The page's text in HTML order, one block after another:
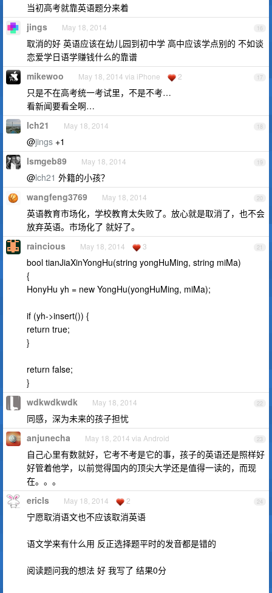
当初高考就靠英语题分来着
16
jings May 18, 2014
取消的好 英语应该在幼儿园到初中学 高中应该学点别的 不如谈
恋爱学日语学赚钱什么的靠谱
17
mikewoo May 18, 2014 via iPhone 2
只是不在高考统一考试里，不是不考…
看新闻要看全啊…
18
lch21 May 18, 2014
@jings +1
19
lsmgeb89 May 18, 2014
@lch21 外籍的小孩？
20
wangfeng3769 May 18, 2014
英语教育市场化，学校教育太失败了。放心就是取消了，也不会
放弃英语。市场化了 就好了。
21
raincious May 18, 2014 3
bool tianJiaXinYongHu(string yongHuMing, string miMa)
{
HonyHu yh = new YongHu(yongHuMing, miMa);
if (yh->insert()) {
return true;
}
return false;
}
22
wdkwdkwdk May 18, 2014
同感，深为未来的孩子担忧
23
anjunecha May 18, 2014 via Android
自己心里有数就好，它考不考是它的事，孩子的英语还是照样好
好管着他学，以前觉得国内的顶尖大学还是值得一读的，而现
在。。。
24
ericls May 18, 2014 2
宁愿取消语文也不应该取消英语
语文学来有什么用 反正选择题平时的发音都是错的
阅读题问我的想法 好 我写了 结果0分